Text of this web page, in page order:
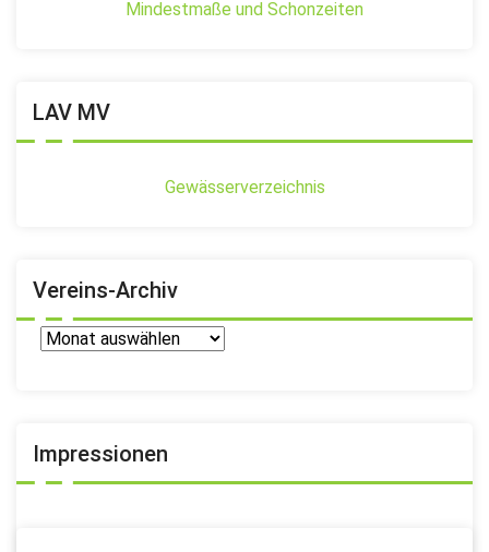
Mindestmaße und Schonzeiten
LAV MV
Gewässerverzeichnis
Vereins-Archiv
Vereins-
Impressionen